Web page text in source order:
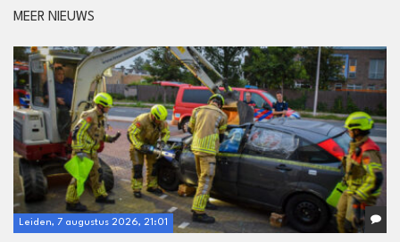
MEER NIEUWS
Leiden, 7 augustus 2026, 21:01